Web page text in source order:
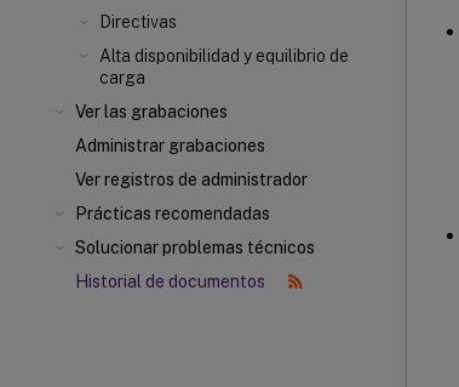
Directivas
Alta disponibilidad y equilibrio de
carga
Ver las grabaciones
Administrar grabaciones
Ver registros de administrador
Prácticas recomendadas
Solucionar problemas técnicos
Historial de documentos